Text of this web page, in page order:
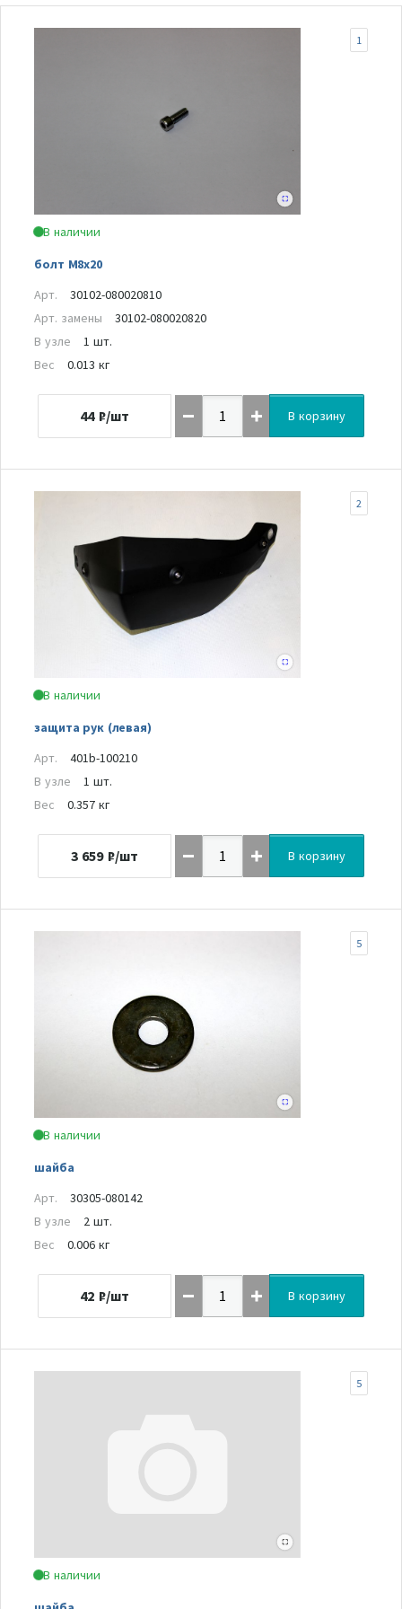
В наличии
болт M8x20
1
Арт.
30102-080020810
Арт. замены
30102-080020820
В узле
1 шт.
Вес
0.013 кг
44 ₽/шт В корзину
В наличии
защита рук (левая)
2
Арт.
401b-100210
В узле
1 шт.
Вес
0.357 кг
3 659 ₽/шт В корзину
В наличии
шайба
5
Арт.
30305-080142
В узле
2 шт.
Вес
0.006 кг
42 ₽/шт В корзину
В наличии
5